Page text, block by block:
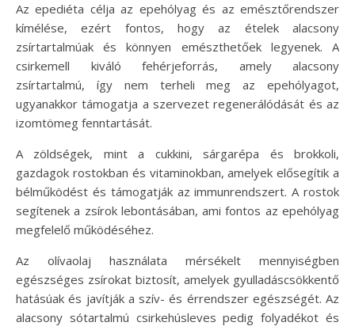
Az epediéta célja az epehólyag és az emésztőrendszer
kímélése, ezért fontos, hogy az ételek alacsony
zsírtartalmúak és könnyen emészthetőek legyenek. A
csirkemell kiváló fehérjeforrás, amely alacsony
zsírtartalmú, így nem terheli meg az epehólyagot,
ugyanakkor támogatja a szervezet regenerálódását és az
izomtömeg fenntartását.
A zöldségek, mint a cukkini, sárgarépa és brokkoli,
gazdagok rostokban és vitaminokban, amelyek elősegítik a
bélműködést és támogatják az immunrendszert. A rostok
segítenek a zsírok lebontásában, ami fontos az epehólyag
megfelelő működéséhez.
Az olívaolaj használata mérsékelt mennyiségben
egészséges zsírokat biztosít, amelyek gyulladáscsökkentő
hatásúak és javítják a szív- és érrendszer egészségét. Az
alacsony sótartalmú csirkehúsleves pedig folyadékot és